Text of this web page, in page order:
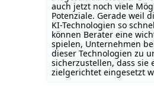
auch jetzt noch viele
Potenziale. Gerade weil
KI-Technologien so
können Berater eine
spielen, Unternehmen
dieser Technologien zu
sicherzustellen, dass sie
zielgerichtet eingesetzt